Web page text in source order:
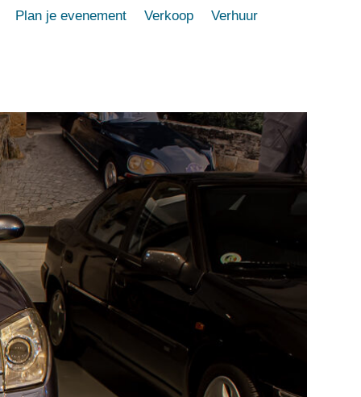
Plan je evenement Verkoop Verhuur